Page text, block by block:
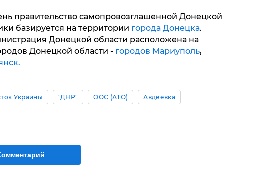
правительство самопровозглашенной Донецкой
базируется на территории города Донецка.
Донецкой области расположена на
Донецкой области - городов Мариуполь,
Украины "ДНР" ООС (АТО) Авдеевка